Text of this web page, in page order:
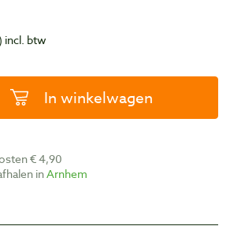
incl. btw
In winkelwagen
€ 4,90
inArnhem